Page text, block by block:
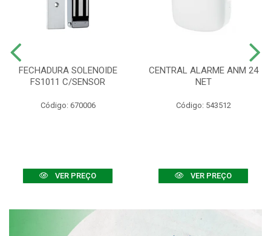
FECHADURA SOLENOIDE
FS1011 C/SENSOR
Código: 670006
VER PREÇO
CENTRAL ALARME ANM 24
NET
Código: 543512
VER PREÇO